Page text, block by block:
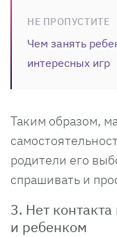
НЕ ПРОПУСТИТЕ
Чем занять
интересных игр
Таким образом,
родители его
спрашивать и
3. Нет
и ребенком